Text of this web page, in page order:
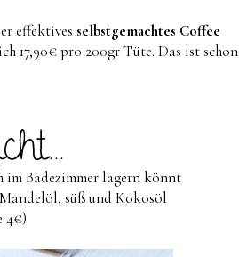
effektives selbstgemachtes Coffee
17,90€ pro 200gr Tüte. Das ist schon
im Badezimmer lagern könnt
süß und Kokosöl
4€)